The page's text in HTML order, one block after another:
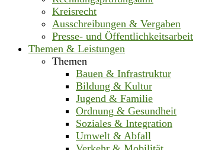
Kreisrecht
Ausschreibungen & Vergaben
Presse- und Öffentlichkeitsarbeit
Themen & Leistungen
Themen
Bauen & Infrastruktur
Bildung & Kultur
Jugend & Familie
Ordnung & Gesundheit
Soziales & Integration
Umwelt & Abfall